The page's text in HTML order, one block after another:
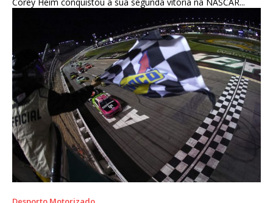
Corey Heim conquistou a sua segunda vitória na NASCAR...